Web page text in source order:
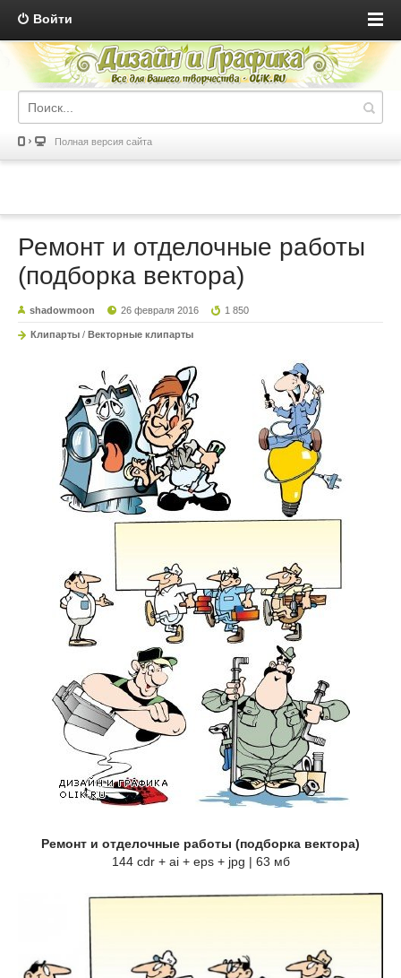
Войти
Полная версия сайта
Ремонт и отделочные работы
(подборка вектора)
shadowmoon 26 февраля 2016 1 850
Клипарты / Векторные клипарты
Ремонт и отделочные работы (подборка вектора)
144 cdr + ai + eps + jpg | 63 мб